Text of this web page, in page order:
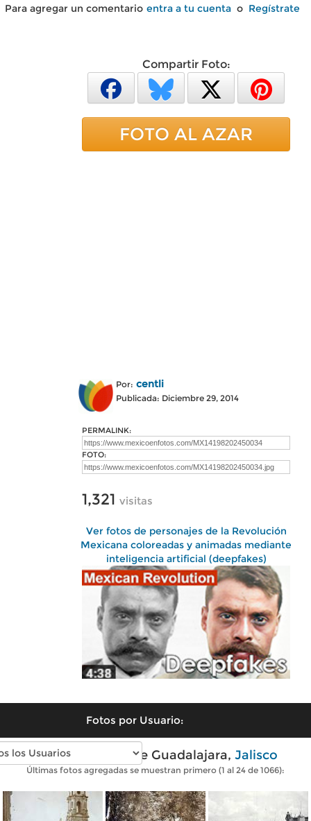
Para agregar un comentario entra a tu cuenta o Regístrate
Compartir Foto:
FOTO AL AZAR
Por: centli
Publicada: Diciembre 29, 2014
PERMALINK:
FOTO:
1,321 visitas
Ver fotos de personajes de la Revolución
Mexicana coloreadas y animadas mediante
inteligencia artificial (deepfakes)
Fotos por Usuario:
Fotos antiguas de Guadalajara, Jalisco
Últimas fotos agregadas se muestran primero (1 al 24 de 1066):